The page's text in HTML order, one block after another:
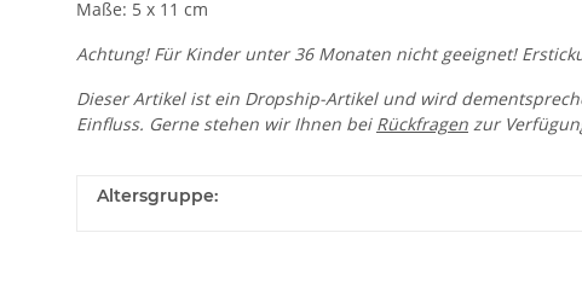
Maße: 5 x 11 cm
Achtung! Für Kinder unter 36 Monaten nicht geeignet!
Dieser Artikel ist ein Dropship-Artikel und wird
Einfluss. Gerne stehen wir Ihnen bei Rückfragen zur
Altersgruppe: